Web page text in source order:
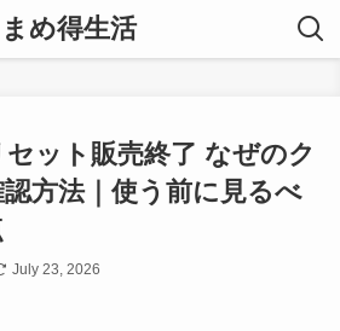
まめ得生活
ット販売終了 なぜのク
方法｜使う前に見るべ
July 23, 2026